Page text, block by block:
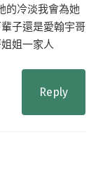
的冷淡我會為她
子還是愛翰宇哥
姐一家人
Reply